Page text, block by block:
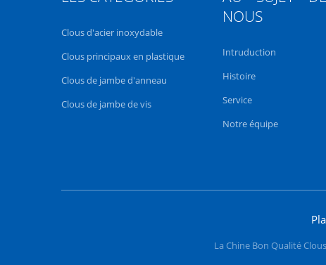
Clous d'acier inoxydable
Clous principaux en plastique
Clous de jambe d'anneau
Clous de jambe de vis
NOUS
Intruduction
Histoire
Service
Notre équipe
La Chine Bon Qualité